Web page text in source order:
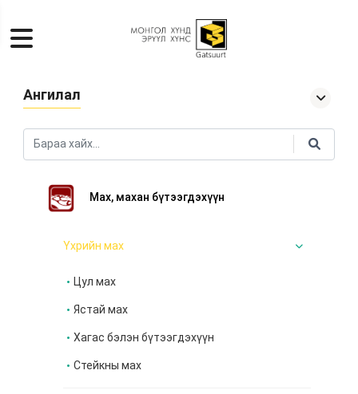
Ангилал
Мах, махан бүтээгдэхүүн
Үхрийн мах
Цул мах
Ястай мах
Хагас бэлэн бүтээгдэхүүн
Стейкны мах